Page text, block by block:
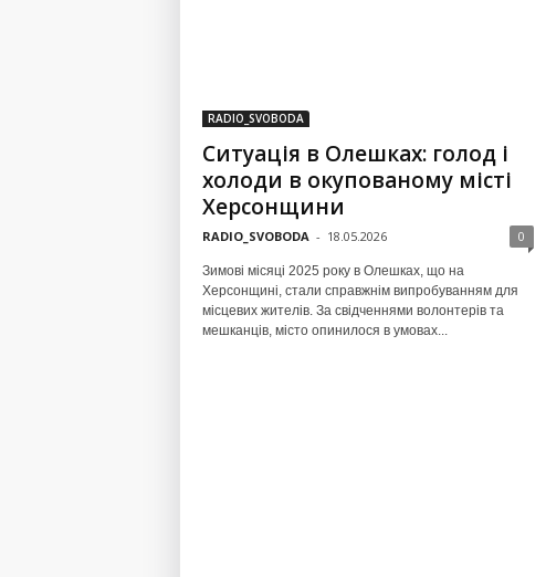
RADIO_SVOBODA
Ситуація в Олешках: голод і
холоди в окупованому місті
Херсонщини
RADIO_SVOBODA - 18.05.2026 0
Зимові місяці 2025 року в Олешках, що на
Херсонщині, стали справжнім випробуванням для
місцевих жителів. За свідченнями волонтерів та
мешканців, місто опинилося в умовах...